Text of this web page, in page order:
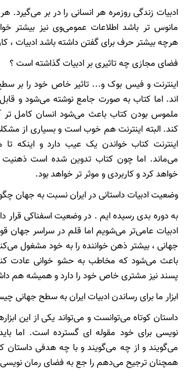
ادبیات زندگی روزمره هر انسانی را در بر می‌گیرد.
مانوس تر باشد اطلاعات عمومی‌وی نیز
هرچه بیشتر حرف برای گفتن داشته باشد ادبیات ،
فضای مجازی چه تاثیری بر ادبیات گذاشته است ؟
اینترنت و فیس بوک و... تاثیر خاص خود را بر
اند. اما کتاب به صورت جامع نوشته می‌شود و
ملموس بودن کتاب باعث می‌شود انسان کامل تر
کند. البته اینترنت هم خوب است و بسیاری از
اینترنت کتاب خواندن یک عیب دارد و اینکه
می‌ماند. اما چون کتاب تدوین شده است ذهنیت
خواهد کرد و کاربردی و موثر تر خواهد بود.
وضعیت ادبیات داستانی در ایران نسبت به جهان
به دوره بدی رسیده ایم . در وضعیت اسفناکی قرار
ادبیات عامی‌تر می‌شویم اما قلم در سراسر جهان
جهانی ، بیشتر ذهن خواننده را به خود مشغول
باعث می‌شود که مخاطب به حشو خوانی عادت کند.
پسند نیز مشتری خاص خود را دارد و همیشه هم
ابزار ما برای رساندن ادبیات ایران به سطح جهانی
داستان کوتاه می‌توانست و می‌تواند یکی از این
نویسی برای خود مقوله ای گسترده است. اما
می‌گویند و از چه می‌گویند و با چه هدفی داستان
همچنان ترجیح می‌دهم را جع به فضای رمان